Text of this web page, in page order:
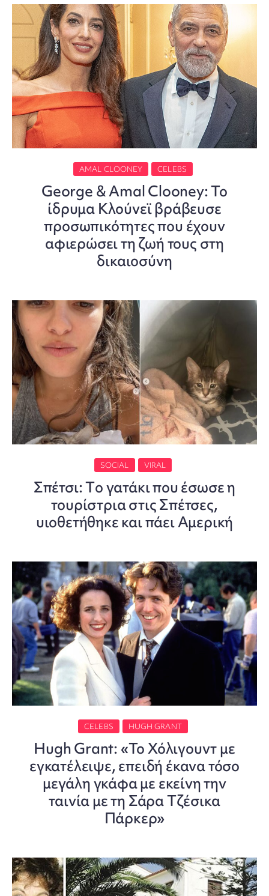
AMAL CLOONEY CELEBS
George & Amal Clooney: Το
ίδρυμα Κλούνεϊ βράβευσε
προσωπικότητες που έχουν
αφιερώσει τη ζωή τους στη
δικαιοσύνη
SOCIAL VIRAL
Σπέτσι: Tο γατάκι που έσωσε η
τουρίστρια στις Σπέτσες,
υιοθετήθηκε και πάει Αμερική
CELEBS HUGH GRANT
Hugh Grant: «Το Χόλιγουντ με
εγκατέλειψε, επειδή έκανα τόσο
μεγάλη γκάφα με εκείνη την
ταινία με τη Σάρα Τζέσικα
Πάρκερ»